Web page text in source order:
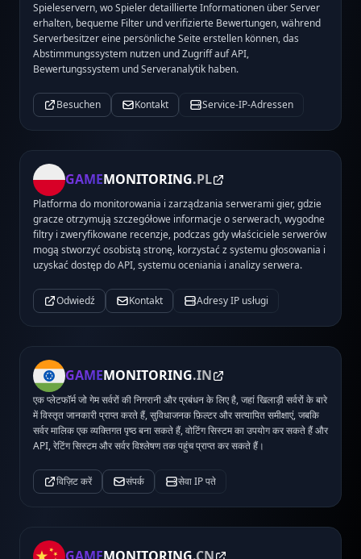
Spieleservern, wo Spieler detaillierte Informationen über Server
erhalten, bequeme Filter und verifizierte Bewertungen, während
Serverbesitzer eine persönliche Seite erstellen können, das
Abstimmungssystem nutzen und Zugriff auf API,
Bewertungssystem und Serveranalytik haben.
Besuchen Kontakt Service-IP-Adressen
GAMEMONITORING.PL
Platforma do monitorowania i zarządzania serwerami gier, gdzie
gracze otrzymują szczegółowe informacje o serwerach, wygodne
filtry i zweryfikowane recenzje, podczas gdy właściciele serwerów
mogą stworzyć osobistą stronę, korzystać z systemu głosowania i
uzyskać dostęp do API, systemu oceniania i analizy serwera.
Odwiedź Kontakt Adresy IP usługi
GAMEMONITORING.IN
एक प्लेटफॉर्म जो गेम सर्वरों की निगरानी और प्रबंधन के लिए है, जहां खिलाड़ी सर्वरों के बारे
में विस्तृत जानकारी प्राप्त करते हैं, सुविधाजनक फ़िल्टर और सत्यापित समीक्षाएं, जबकि
सर्वर मालिक एक व्यक्तिगत पृष्ठ बना सकते हैं, वोटिंग सिस्टम का उपयोग कर सकते हैं और
API, रेटिंग सिस्टम और सर्वर विश्लेषण तक पहुंच प्राप्त कर सकते हैं।
विज़िट करें संपर्क सेवा IP पते